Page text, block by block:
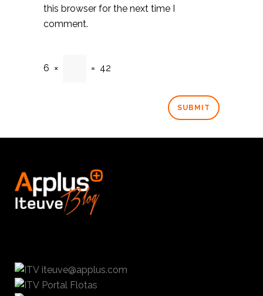
this browser for the next time I
comment.
6 × = 42
iteuve@applus.com
Portal Flotas